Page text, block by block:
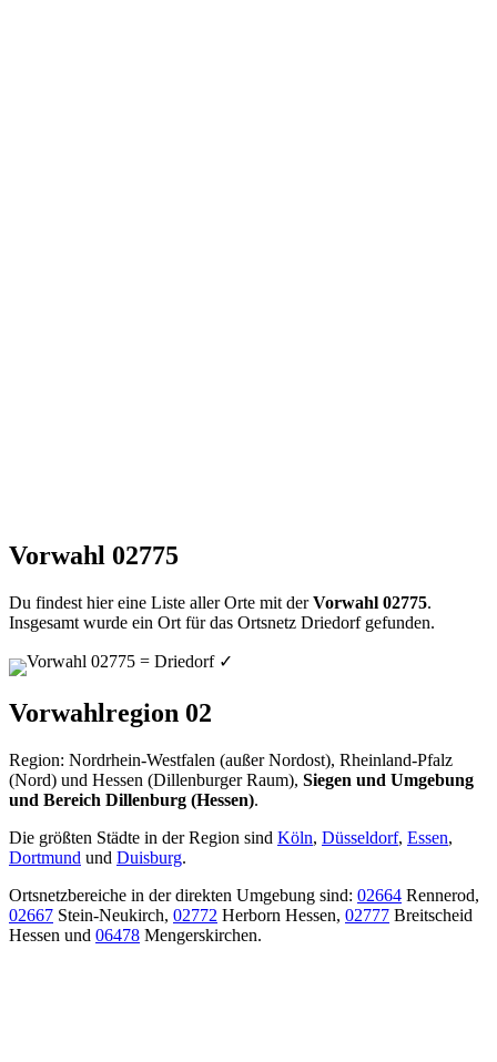
Vorwahl 02775
Du findest hier eine Liste aller Orte mit derVorwahl 02775.
Insgesamt wurde ein Ort für das Ortsnetz Driedorf gefunden.
Vorwahl 02775 = Driedorf ✓
Vorwahlregion 02
Region: Nordrhein-Westfalen (außer Nordost), Rheinland-Pfalz
(Nord) und Hessen (Dillenburger Raum), Siegen und Umgebung
und Bereich Dillenburg (Hessen).
Die größten Städte in der Region sind Köln, Düsseldorf, Essen,
Dortmund und Duisburg.
Ortsnetzbereiche in der direkten Umgebung sind: 02664 Rennerod,
02667 Stein-Neukirch, 02772 Herborn Hessen, 02777 Breitscheid
Hessen und 06478 Mengerskirchen.